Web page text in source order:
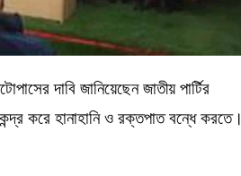
করে হানাহানি ও রক্তপাত বন্ধে করতে।